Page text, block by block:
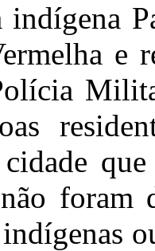
indígena
e
cidade
foram
indígenas